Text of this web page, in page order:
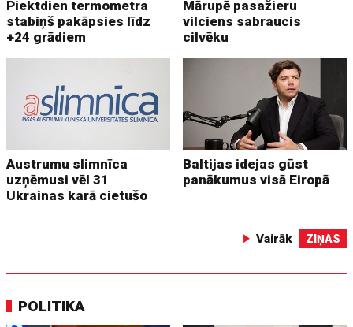
Piektdien termometra
stabiņš pakāpsies līdz
+24 grādiem
Mārupē pasažieru
vilciens sabraucis
cilvēku
Austrumu slimnīca
uzņēmusi vēl 31
Ukrainas karā cietušo
Baltijas idejas gūst
panākumus visā Eiropā
Vairāk ZIŅAS
POLITIKA